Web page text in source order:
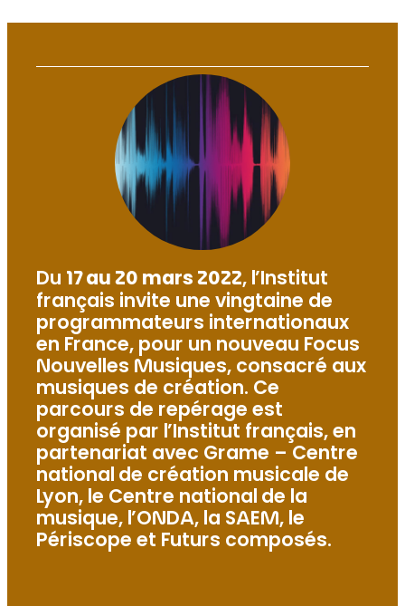
Du 17 au 20 mars 2022, l’Institut
français invite une vingtaine de
programmateurs internationaux
en France, pour un nouveau Focus
Nouvelles Musiques, consacré aux
musiques de création. Ce
parcours de repérage est
organisé par l’Institut français, en
partenariat avec Grame – Centre
national de création musicale de
Lyon, le Centre national de la
musique, l’ONDA, la SAEM, le
Périscope et Futurs composés.